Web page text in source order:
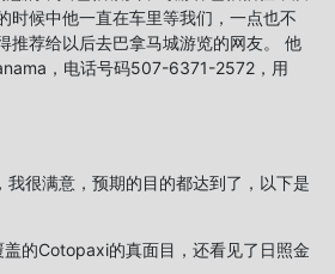
时候中他一直在车里等我们，一点也不
推荐给以后去巴拿马城游览的网友。 他
，电话号码507-6371-2572，用
我很满意，预期的目的都达到了，以下是
的Cotopaxi的真面目，还看见了日照金